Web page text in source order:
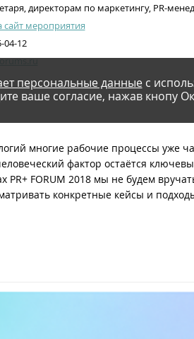
директорам по маркетингу, PR-
сайт мероприятия
04-12
многие рабочие процессы уже
фактор остаётся
PR+ FORUM 2018 мы не будем
конкретные кейсы и
персональные данныес
ваше согласие, нажав кнопу